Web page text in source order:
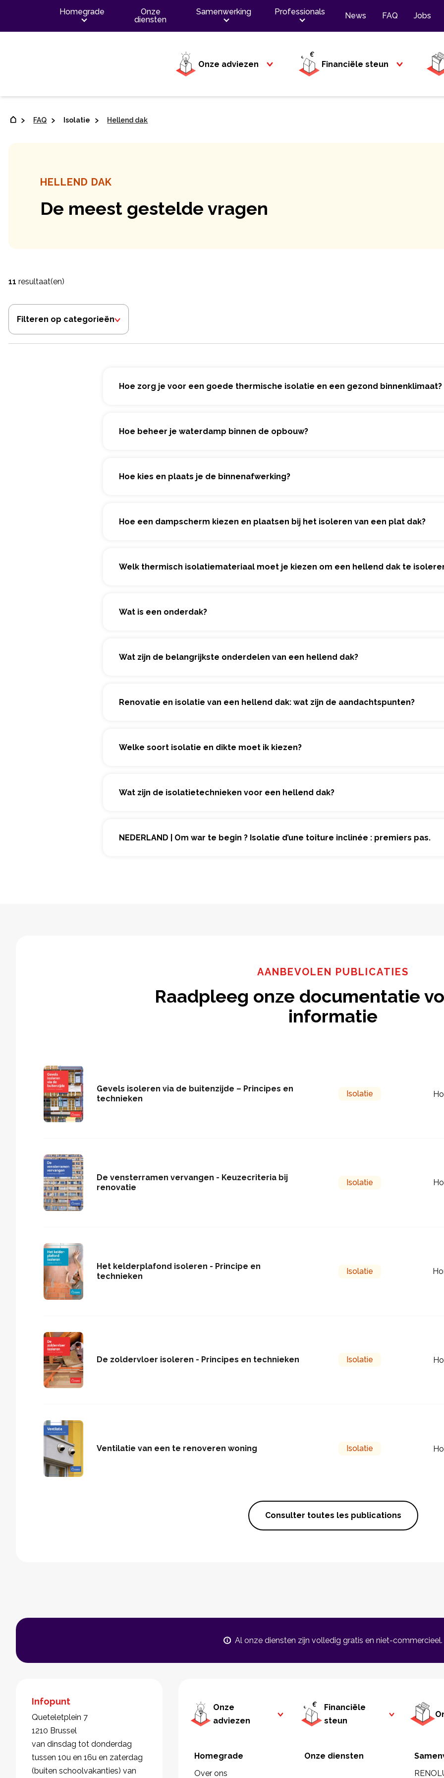
Homegrade
Onze
diensten
Samenwerking Professionals News FAQ Jobs
Onze adviezen Financiële steun
FAQ Isolatie Hellend dak
HELLEND DAK
De meest gestelde vragen
11 resultaat(en)
Filteren op categorieën
Hoe zorg je voor een goede thermische isolatie en een gezond binnenklimaat?
Hoe beheer je waterdamp binnen de opbouw?
Hoe kies en plaats je de binnenafwerking?
Hoe een dampscherm kiezen en plaatsen bij het isoleren van een plat dak?
Welk thermisch isolatiemateriaal moet je kiezen om een hellend dak te
Wat is een onderdak?
Wat zijn de belangrijkste onderdelen van een hellend dak?
Renovatie en isolatie van een hellend dak: wat zijn de aandachtspunten?
Welke soort isolatie en dikte moet ik kiezen?
Wat zijn de isolatietechnieken voor een hellend dak?
NEDERLAND | Om war te begin ? Isolatie d’une toiture inclinée : premiers pas.
AANBEVOLEN PUBLICATIES
Raadpleeg onze documentatie
informatie
Gevels isoleren via de buitenzijde – Principes en
technieken
Isolatie
De vensterramen vervangen - Keuzecriteria bij
renovatie
Isolatie
Het kelderplafond isoleren - Principe en
technieken
Isolatie
De zoldervloer isoleren - Principes en technieken Isolatie
Ventilatie van een te renoveren woning Isolatie
Consulter toutes les publications
Al onze diensten zijn volledig gratis en niet-commercieel.
Infopunt
Queteletplein 7
1210 Brussel
van dinsdag tot donderdag
tussen 10u en 16u en zaterdag
(buiten schoolvakanties) van
Onze
adviezen
Financiële
steun
Homegrade
Over ons
Onze diensten